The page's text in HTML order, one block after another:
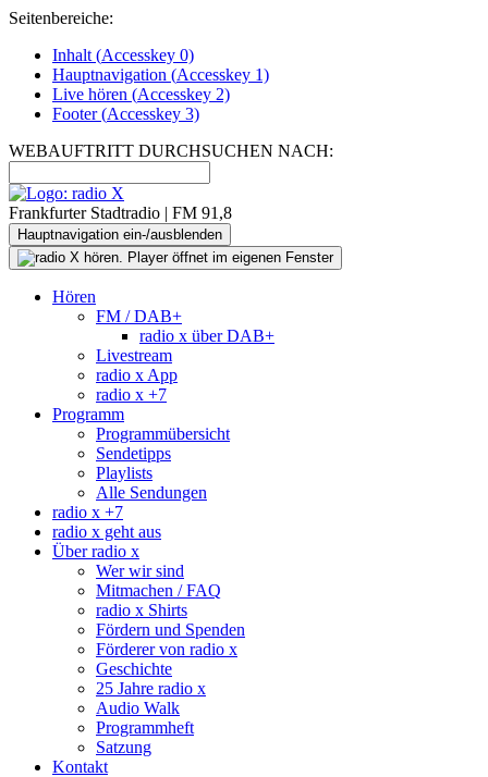
Seitenbereiche:
Inhalt (Accesskey 0)
Hauptnavigation (Accesskey 1)
Live hören (Accesskey 2)
Footer(Accesskey 3)
WEBAUFTRITT DURCHSUCHEN NACH:
Frankfurter Stadtradio | FM 91,8
Hauptnavigation ein-/ausblenden
Hören
FM / DAB+
radio x über DAB+
Livestream
radio x App
radio x +7
Programm
Programmübersicht
Sendetipps
Playlists
Alle Sendungen
radio x +7
radio x geht aus
Über radio x
Wer wir sind
Mitmachen / FAQ
radio x Shirts
Fördern und Spenden
Förderer von radio x
Geschichte
25 Jahre radio x
Audio Walk
Programmheft
Satzung
Kontakt